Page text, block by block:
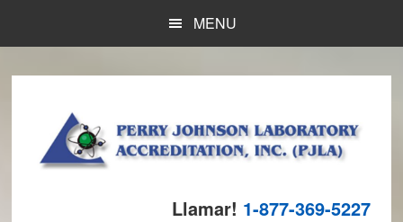
main
primary
footer
MENU
Llamar! 1-877-369-5227